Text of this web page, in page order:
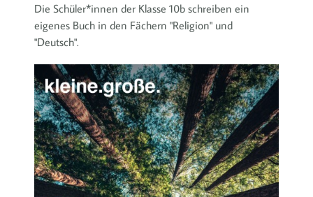
Die Schüler*innen der Klasse 10b schreiben ein
eigenes Buch in den Fächern "Religion" und
"Deutsch".